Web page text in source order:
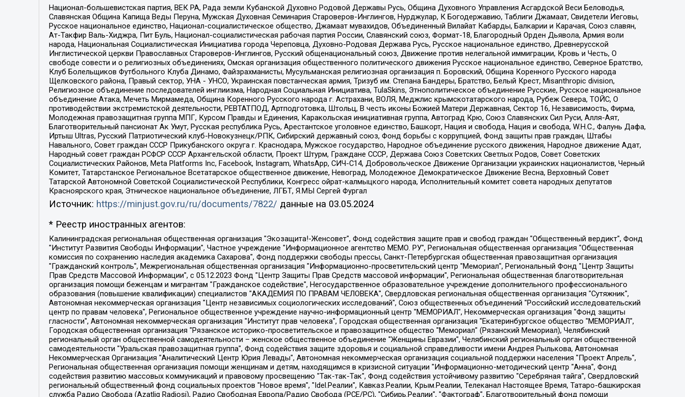
Национал-большевистская партия, ВЕК РА, Рада земли Кубанской Духовно Родовой Державы Русь, Община Духовного Управления Асгардской Веси Беловодья,
Славянская Община Капища Веды Перуна, Мужская Духовная Семинария Староверов-Инглингов, Нурджулар, К Богодержавию, Таблиги Джамаат, Свидетели Иеговы,
Русское национальное единство, Национал-социалистическое общество, Джамаат мувахидов, Объединенный Вилайат Кабарды, Балкарии и Карачая, Союз славян,
Ат-Такфир Валь-Хиджра, Пит Буль, Национал-социалистическая рабочая партия России, Славянский союз, Формат-18, Благородный Орден Дьявола, Армия воли
народа, Национальная Социалистическая Инициатива города Череповца, Духовно-Родовая Держава Русь, Русское национальное единство, Древнерусской
Инглистической церкви Православных Староверов-Инглингов, Русский общенациональный союз, Движение против нелегальной иммиграции, Кровь и Честь, О
свободе совести и о религиозных объединениях, Омская организация общественного политического движения Русское национальное единство, Северное Братство,
Клуб Болельщиков Футбольного Клуба Динамо, Файзрахманисты, Мусульманская религиозная организация п. Боровский, Община Коренного Русского народа
Щелковского района, Правый сектор, УНА - УНСО, Украинская повстанческая армия, Тризуб им. Степана Бандеры, Братство, Белый Крест, Misanthropic division,
Религиозное объединение последователей инглиизма, Народная Социальная Инициатива, TulaSkins, Этнополитическое объединение Русские, Русское национальное
объединение Атака, Мечеть Мирмамеда, Община Коренного Русского народа г. Астрахани, ВОЛЯ, Меджлис крымскотатарского народа, Рубеж Севера, ТОЙС, О
противодействии экстремистской деятельности, РЕВТАТПОД, Артподготовка, Штольц, В честь иконы Божией Матери Державная, Сектор 16, Независимость, Фирма,
Молодежная правозащитная группа МПГ, Курсом Правды и Единения, Каракольская инициативная группа, Автоград Крю, Союз Славянских Сил Руси, Алля-Аят,
Благотворительный пансионат Ак Умут, Русская республика Русь, Арестантское уголовное единство, Башкорт, Нация и свобода, Нация и свобода, W.H.С., Фалунь Дафа,
Иртыш Ultras, Русский Патриотический клуб-Новокузнецк/РПК, Сибирский державный союз, Фонд борьбы с коррупцией, Фонд защиты прав граждан, Штабы
Навального, Совет граждан СССР Прикубанского округа г. Краснодара, Мужское государство, Народное объединение русского движения, Народное движение Адат,
Народный совет граждан РСФСР СССР Архангельской области, Проект Штурм, Граждане СССР, Держава Союз Советских Светлых Родов, Совет Советских
Социалистических Районов, Meta Platforms Inc, Facebook, Instagram, WhatsApp, СИЧ-С14, Добровольческое Движение Организации украинских националистов, Черный
Комитет, Татарстанское Региональное Всетатарское общественное движение, Невоград, Молодежное Демократическое Движение Весна, Верховный Совет
Татарской Автономной Советской Социалистической Республики, Конгресс ойрат-калмыцкого народа, Исполнительный комитет совета народных депутатов
Красноярского края, Этническое национальное объединение, ЛГБТ, Я.МЫ Сергей Фургал
Источник: https://minjust.gov.ru/ru/documents/7822/ данные на 03.05.2024
* Реестр иностранных агентов:
Калининградская региональная общественная организация "Экозащита!-Женсовет", Фонд содействия защите прав и свобод граждан "Общественный вердикт", Фонд "Институт Развития Свободы Информации", Частное учреждение "Информационное агентство МЕМО. РУ", Региональная общественная организация "Общественная комиссия по сохранению наследия академика Сахарова", Фонд поддержки свободы прессы, Санкт-Петербургская общественная правозащитная организация "Гражданский контроль", Межрегиональная общественная организация "Информационно-просветительский центр "Мемориал", Региональный Фонд "Центр Защиты Прав Средств Массовой Информации", с 05.12.2023 Фонд "Центр Защиты Прав Средств массовой информации", Региональная общественная благотворительная организация помощи беженцам и мигрантам "Гражданское содействие", Негосударственное образовательное учреждение дополнительного профессионального образования (повышение квалификации) специалистов "АКАДЕМИЯ ПО ПРАВАМ ЧЕЛОВЕКА", Свердловская региональная общественная организация "Сутяжник", Автономная некоммерческая организация "Центр независимых социологических исследований", Союз общественных объединений "Российский исследовательский центр по правам человека", Региональное общественное учреждение научно-информационный центр "МЕМОРИАЛ", Некоммерческая организация "Фонд защиты гласности", Автономная некоммерческая организация "Институт прав человека", Городская общественная организация "Екатеринбургское общество "МЕМОРИАЛ", Городская общественная организация "Рязанское историко-просветительское и правозащитное общество "Мемориал" (Рязанский Мемориал), Челябинский региональный орган общественной самодеятельности – женское общественное объединение "Женщины Евразии", Челябинский региональный орган общественной самодеятельности "Уральская правозащитная группа", Фонд содействия защите здоровья и социальной справедливости имени Андрея Рылькова, Автономная Некоммерческая Организация "Аналитический Центр Юрия Левады", Автономная некоммерческая организация социальной поддержки населения "Проект Апрель", Региональная общественная организация помощи женщинам и детям, находящимся в кризисной ситуации "Информационно-методический центр "Анна", Фонд содействия развитию массовых коммуникаций и правовому просвещению "Так-так-Так", Фонд содействия устойчивому развитию "Серебряная тайга", Свердловский региональный общественный фонд социальных проектов "Новое время", "Idel.Реалии", Кавказ.Реалии, Крым.Реалии, Телеканал Настоящее Время, Татаро-башкирская служба Радио Свобода (Azatliq Radiosi), Радио Свободная Европа/Радио Свобода (PCE/PC), "Сибирь.Реалии", "Фактограф", Благотворительный фонд помощи осужденным и их семьям, Автономная некоммерческая организация "Институт глобализации и социальных движений", Фонд "В защиту прав заключенных", Частное учреждение "Центр поддержки и содействия развитию средств массовой информации", Пензенский региональный общественный благотворительный фонд "Гражданский союз", "Север.Реалии", Некоммерческая организация Фонд "Правовая инициатива", Общество с ограниченной ответственностью "Радио Свободная Европа/Радио Свобода", Чешское информационное агентство "MEDIUM-ORIENT", Красноярская региональная общественная организация "Мы против СПИДа", Камалягин Денис Николаевич, Маркелов Сергей Евгеньевич, Пономарев Лев Александрович, Савицкая Людмила Алексеевна, Автономная некоммерческая организация "Центр по работе с проблемой насилия "НАСИЛИЮ.НЕТ", Межрегиональный профессиональный союз работников здравоохранения "Альянс врачей", Юридическое лицо, зарегистрированное в Латвийской Республике, SIA "Medusa Project" (регистрационный номер 40103797863, дата регистрации 10.06.2014), Некоммерческая организация "Фонд по борьбе с коррупцией", Автономная некоммерческая организация "Институт права и публичной политики", Баданин Роман Сергеевич, Гликин Максим Александрович, Железнова Мария Михайловна, Лукьянова Юлия Сергеевна, Маетная Елизавета Витальевна, Маняхин Петр Борисович, Чуракова Ольга Владимировна, Ярош Юлия Петровна, Юридическое лицо "The Insider SIA", зарегистрированное в Риге, Латвийская Республика (дата регистрации 26.06.2015), являющееся администратором доменного имени интернет-издания "The Insider SIA", https://theins.ru, Постернак Алексей Евгеньевич, Рубин Михаил Аркадьевич, Анин Роман Александрович, Юридическое лицо Istories fonds, зарегистрированное в Латвийской Республике (регистрационный номер 50008295751, дата регистрации 24.02.2020), Великовский Дмитрий Александрович, Долинина Ирина Николаевна, Мароховская Алеся Алексеевна, Шлейнов Роман Юрьевич, Шмагун Олеся Валентиновна, Общество с ограниченной ответственностью "Альтаир 2021", Общество с ограниченной ответственностью "Вега 2021", Общество с ограниченной ответственностью "Главный редактор 2021", Общество с ограниченной ответственностью "Ромашки монолит", Важенков Артем Валерьевич, Ивановская областная общественная организация "Центр гендерных исследований", Гурман Юрий Альбертович, Медиапроект "ОВД-Инфо", Егоров Владимир Владимирович, Жилинский Владимир Александрович, Общество с ограниченной ответственностью "ЗП", Иванова София Юрьевна, Карезина Инна Павловна, Кильтау Екатерина Викторовна, Петров Алексей Викторович, Пискунов Сергей Евгеньевич, Смирнов Сергей Сергеевич, Тихонов Михаил Сергеевич, Общество с ограниченной ответственностью "ЖУРНАЛИСТ-ИНОСТРАННЫЙ АГЕНТ", Арапова Галина Юрьевна, Вольтская Татьяна Анатольевна, Американская компания "Mason G.E.S. Anonymous Foundation" (США), являющаяся владельцем интернет-издания https://mnews.world/, Компания "Stichting Bellingcat", зарегистрированная в Нидерландах (дата регистрации 11.07.2018), Захаров Андрей Вячеславович, Клепиковская Екатерина Дмитриевна, Общество с ограниченной ответственностью "МЕМО", Перл Роман Александрович, Симонов Евгений Алексеевич, Соловьева Елена Анатольевна, Сотников Даниил Владимирович, Сурначева Елизавета Дмитриевна, Автономная некоммерческая организация по защите прав человека и информированию населения "Якутия – Наше Мнение", Общество с ограниченной ответственностью "Москоу диджитал медиа", с 26.01.2023 Общество с ограниченной ответственностью "Чайка Белые сады", Ветошкина Валерия Валерьевна, Заговора Максим Александрович, Межрегиональное общественное движение "Российская ЛГБТ - сеть", Оленичев Максим Владимирович, Павлов Иван Юрьевич, Скворцова Елена Сергеевна, Общество с ограниченной ответственностью "Как бы инагент", Кочетков Игорь Викторович, Общество с ограниченной ответственностью "Честные выборы", Еланчик Олег Александрович, Общество с ограниченной ответственностью "Нобелевский призыв", Гималова Регина Эмилевна, Григорьев Андрей Валерьевич, Григорьева Алина Александровна, Ассоциация по содействию защите прав призывников, альтернативнослужащих и военнослужащих "Правозащитная группа "Гражданин.Армия.Право", Хисамова Регина Фаритовна, Автономная некоммерческая организация по реализации социально-правовых программ "Лилит", Дальневосточное общественное движение "Маяк", Санкт-Петербургская ЛГБТ-инициативная группа "Выход", Инициативная группа ЛГБТ+ "Реверс", Алексеев Андрей Викторович, Бекбулатова Таисия Львовна, Беляев Иван Михайлович, Владыкина Елена Сергеевна, Гельман Марат Александрович, Никульшина Вероника Юрьевна, Толоконникова Надежда Андреевна, Шендерович Виктор Анатольевич, Общество с ограниченной ответственностью "Данное сообщение", Общество с ограниченной ответственностью Издательский дом "Новая глава", Айнбиндер Александра Александровна, Московский комьюнити-центр для ЛГБТ+инициатив, Благотворительный фонд развития филантропии, Deutsche Welle (Германия, Kurt-Schumacher-Strasse 3, 53113 Bonn), Борзунова Мария Михайловна, Воробьев Виктор Викторович, Голубева Анна Львовна, Константинова Алла Михайловна, Малкова Ирина Владимировна, Мурадов Мурад Абдулгалимович, Осетинская Елизавета Николаевна, Понасенков Евгений Николаевич, Ганапольский Матвей Юрьевич, Киселев Евгений Алексеевич, Борухович Ирина Григорьевна, Дремин Иван Тимофеевич, Дубровский Дмитрий Викторович, Красноярская региональная общественная организация поддержки и развития альтернативных образовательных технологий и межкультурных коммуникаций "ИНТЕРРА", Маяковская Екатерина Алексеевна, Фейгин Марк Захарович, Филимонов Андрей Викторович, Дзугкоева Регина Николаевна, Доброхотов Роман Александрович, Дудь Юрий Александрович, Елкин Сергей Владимирович, Кругликов Кирилл Игоревич, Сабунаева Мария Леонидовна, Семенов Алексей Владимирович, Шаинян Карен Багратович, Шульман Екатерина Михайловна, Асафьев Артур Валерьевич, Вахштайн Виктор Семенович, Венедиктов Алексей Алексеевич, Лушникова Екатерина Евгеньевна, Волков Леонид Михайлович, Невзоров Александр Глебович, Пархоменко Сергей Борисович, Сироткин Ярослав Николаевич, Кара-Мурза Владимир Владимирович, Баранова Наталья Владимировна, Гозман Леонид Яковлевич, Кагарлицкий Борис Юльевич, Климарев Михаил Валерьевич, Милов Владимир Станиславович, Автономная некоммерческая организация Краснодарский центр современного искусства "Типография", Моргенштерн Алишер Тагирович, Соболь Любовь Эдуардовна, Общество с ограниченной ответственностью "ЛИЗА НОРМ", Каспаров Гарри Кимович, Ходорковский Михаил Борисович, Общество с ограниченной ответственностью "Апрельские тезисы", Данилович Ирина Брониславовна, Кашин Олег Владимирович, Петров Николай Владимирович, Пивоваров Алексей Владимирович, Соколов Михаил Владимирович, Цветкова Юлия Владимировна, Чичваркин Евгений Александрович, Комитет против пыток/Команда против пыток, Общество с ограниченной ответственностью "Первый научный", Общество с ограниченной ответственностью "Вертолет и ко", Белоцерковская Вероника Борисовна, Кац Максим Евгеньевич, Лазарева Татьяна Юрьевна, Шаведдинов Руслан Табризович, Яшин Илья Валерьевич, Общество с ограниченной ответственностью "Иноагент ААВ", Алешковский Дмитрий Петрович, Альбац Евгения Марковна, Быков Дмитрий Львович, Галямина Юлия Евгеньевна, Лойко Сергей Леонидович, Мартынов Кирилл Константинович, Медведев Сергей Александрович, Крашенинников Федор Геннадиевич, Гордеева Катерина Вл